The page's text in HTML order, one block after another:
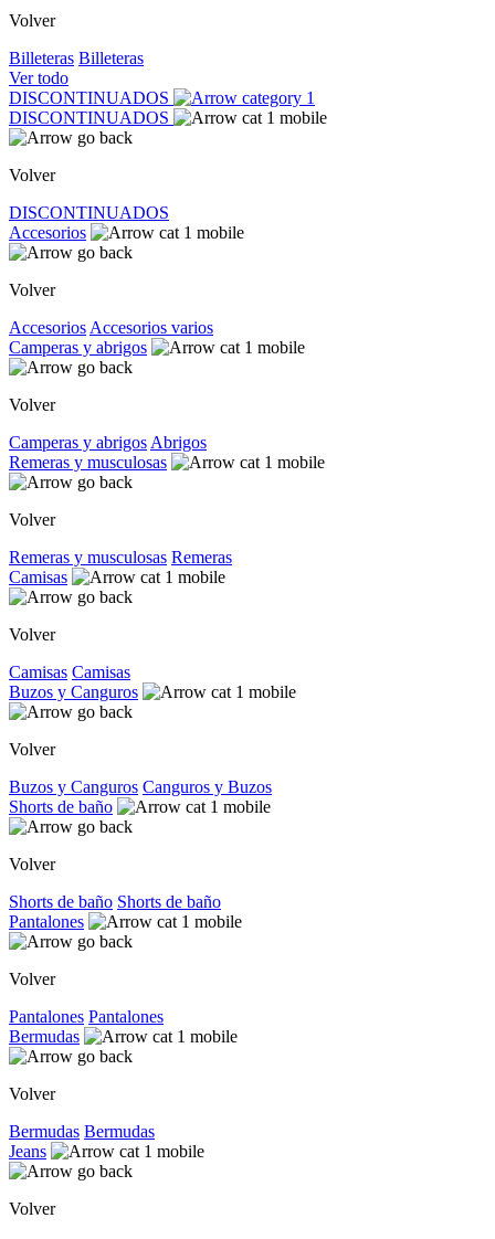
Volver
Billeteras Billeteras
Ver todo
DISCONTINUADOS
DISCONTINUADOS
Volver
DISCONTINUADOS
Accesorios
Volver
Accesorios Accesorios varios
Camperas y abrigos
Volver
Camperas y abrigos Abrigos
Remeras y musculosas
Volver
Remeras y musculosas Remeras
Camisas
Volver
Camisas Camisas
Buzos y Canguros
Volver
Buzos y Canguros Canguros y Buzos
Shorts de baño
Volver
Shorts de baño Shorts de baño
Pantalones
Volver
Pantalones Pantalones
Bermudas
Volver
Bermudas Bermudas
Jeans
Volver